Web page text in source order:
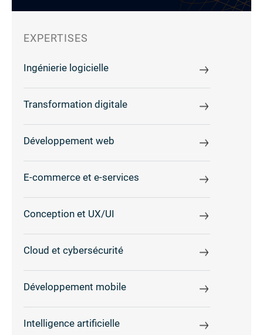
EXPERTISES
Ingénierie logicielle
Transformation digitale
Développement web
E-commerce et e-services
Conception et UX/UI
Cloud et cybersécurité
Développement mobile
Intelligence artificielle